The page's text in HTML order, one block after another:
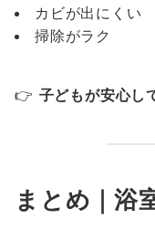
カビが出にくい
掃除がラク
👉 子どもが安心し
まとめ｜浴